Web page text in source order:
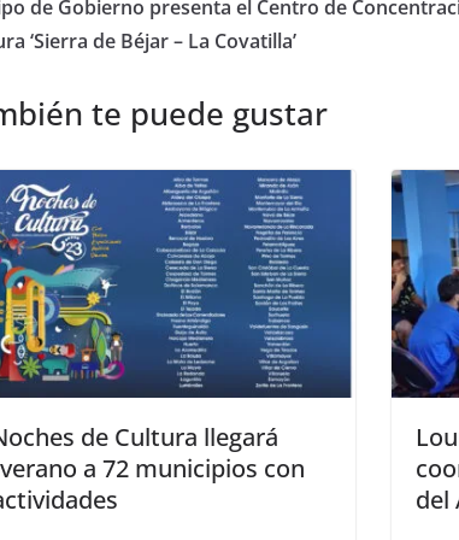
de Gobierno presenta el Centro de
‘Sierra de Béjar – La Covatilla’
te puede gustar
de Cultura llegará
a 72 municipios con
del